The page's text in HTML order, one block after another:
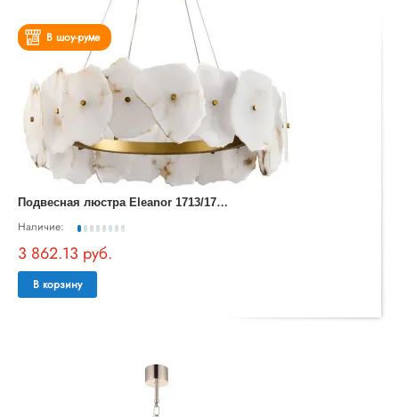
В шоу-руме
П
одвесная люстра Eleanor 1713/17 SP-120
Наличие:
3 862.13 руб.
В корзину